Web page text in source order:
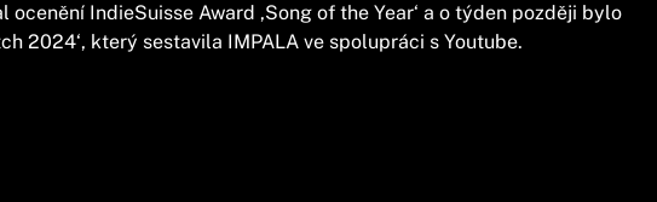
ocenění IndieSuisse Award ‚Song of the Year‘ a o týden později bylo
2024‘, který sestavila IMPALA ve spolupráci s Youtube.